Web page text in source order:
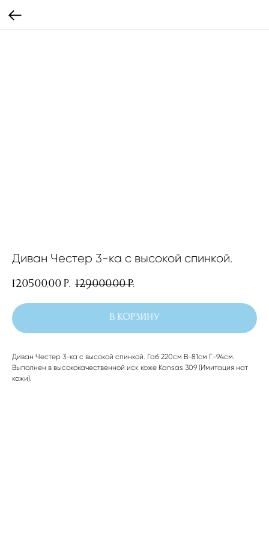
Диван Честер 3-ка с высокой спинкой.
120500,00 р. 129000,00 р.
В корзину
Диван Честер 3-ка c высокой спинкой. Габ 220см В-81см Г-94см.
Выполнен в высококачественной иск коже Kansas 309 (Имитация нат
кожи).